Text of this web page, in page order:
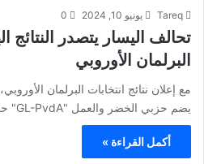
Tareq يونيو 10, 2024 0
تحالف اليسار يتصدر النتائج
البرلمان الأوروبي
مع إعلان نتائج انتخابات البرلمان
يضم حزبي الخضر والعمل "GL-PvdA" حصد التمثيل الأكبر…
أكمل القراءة »